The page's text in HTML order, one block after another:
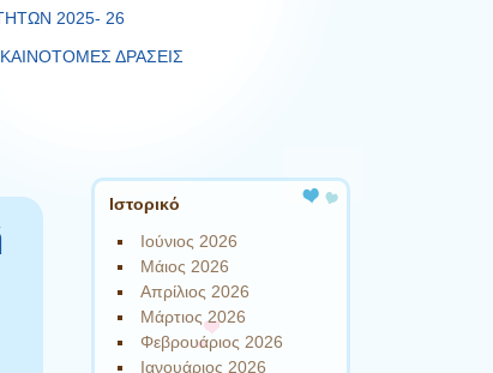
2025- 26
ΚΑΙΝΟΤΟΜΕΣ ΔΡΑΣΕΙΣ
Ιστορικό
Ιούνιος 2026
Μάιος 2026
Απρίλιος 2026
Μάρτιος 2026
Φεβρουάριος 2026
Ιανουάριος 2026